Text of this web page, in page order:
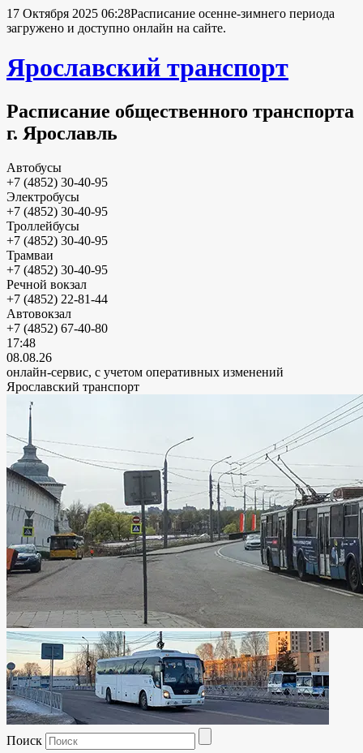
17 Октября 2025 06:28Расписание осенне-зимнего периода
загружено и доступно онлайн на сайте.
Ярославский транспорт
Расписание общественного транспорта
г. Ярославль
Автобусы
+7 (4852) 30-40-95
Электробусы
+7 (4852) 30-40-95
Троллейбусы
+7 (4852) 30-40-95
Трамваи
+7 (4852) 30-40-95
Речной вокзал
+7 (4852) 22-81-44
Автовокзал
+7 (4852) 67-40-80
17:48
08.08.26
онлайн-сервис, с учетом оперативных изменений
Ярославский транспорт
Поиск